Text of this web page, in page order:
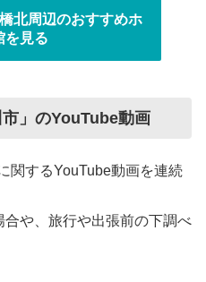
北周辺のおすすめホ
を見る
市」のYouTube動画
関するYouTube動画を連続
や、旅行や出張前の下調べ